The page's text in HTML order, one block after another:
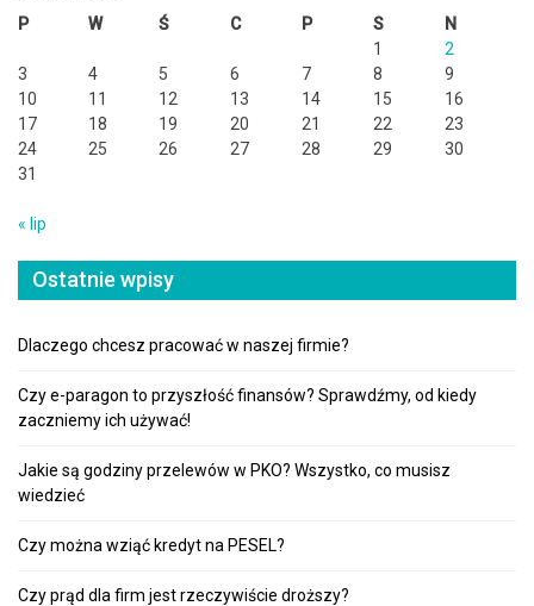
P
W Ś C P S
N
1
2
3
4 5 6 7 8
9
10
11 12 13 14 15
16
17
18 19 20 21 22
23
24
25 26 27 28 29
30
31
« lip
Ostatnie wpisy
Dlaczego chcesz pracować w naszej firmie?
Czy e-paragon to przyszłość finansów? Sprawdźmy, od kiedy
zaczniemy ich używać!
Jakie są godziny przelewów w PKO? Wszystko, co musisz
wiedzieć
Czy można wziąć kredyt na PESEL?
Czy prąd dla firm jest rzeczywiście droższy?